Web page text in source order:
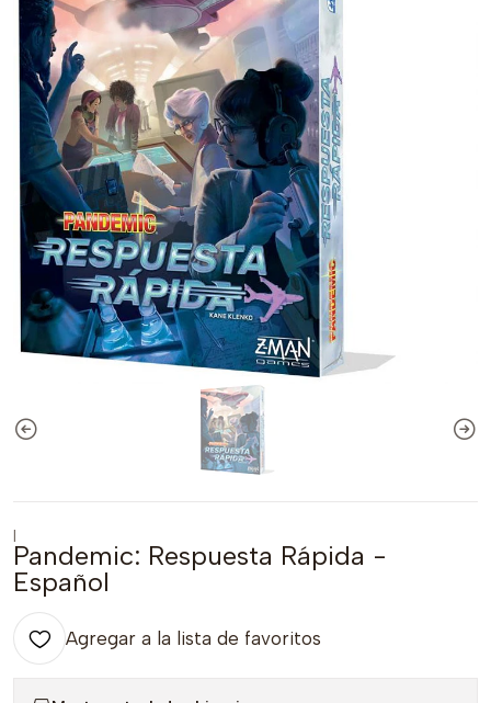
|
Pandemic: Respuesta Rápida -
Español
Agregar a la lista de favoritos